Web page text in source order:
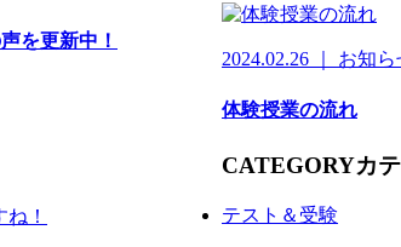
を更新中！
2024.02.26 ｜ お知ら
体験授業の流れ
CATEGORYカ
テスト＆受験